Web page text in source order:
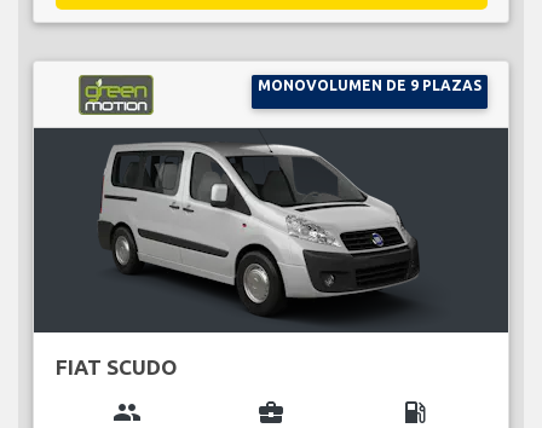
MONOVOLUMEN DE 9 PLAZAS
FIAT SCUDO
group business_center local_gas_station